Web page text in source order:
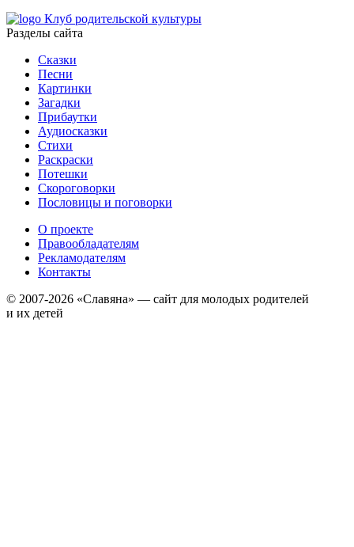
Клуб родительской культуры
Разделы сайта
Сказки
Песни
Картинки
Загадки
Прибаутки
Аудиосказки
Стихи
Раскраски
Потешки
Скороговорки
Пословицы и поговорки
О проекте
Правообладателям
Рекламодателям
Контакты
© 2007-2026 «Славяна» — сайт для молодых родителей
и их детей